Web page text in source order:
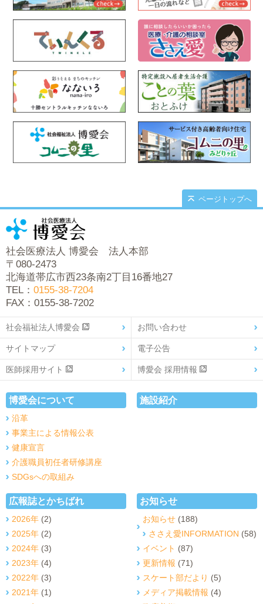
ページトップへ
社会医療法人 博愛会 法人本部
〒080-2473
北海道帯広市西23条南2丁目16番地27
TEL： 0155-38-7204
FAX：0155-38-7202
社会福祉法人博愛会 お問い合わせ
サイトマップ 電子公告
医師採用サイト 博愛会 採用情報
博愛会について
沿革
事業主による情報公表
健康宣言
介護職員初任者研修講座
SDGsへの取組み
施設紹介
広報誌とかちばれ
2026年 (2)
2025年 (2)
2024年 (3)
2023年 (4)
2022年 (3)
2021年 (1)
お知らせ
お知らせ(188)
ささえ愛INFORMATION (58)
イベント (87)
更新情報 (71)
スケート部だより (5)
メディア掲載情報 (4)